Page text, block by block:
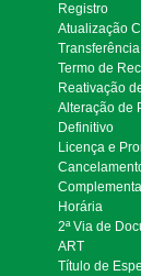
Registro
Atualização
Termo de
Reativação
Alteração de
Definitivo
Licença e
Horária
2ª Via de
ART
Título de